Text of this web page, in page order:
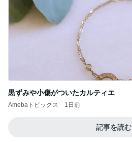
黒ずみや小傷がついたカルティエ
Amebaトピックス 1日前
記事を読む